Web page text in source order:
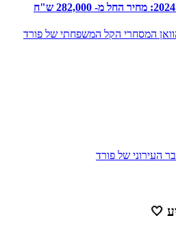
המסחרי הקל המשפחתי של פורד
העירוני של פורד
🤍